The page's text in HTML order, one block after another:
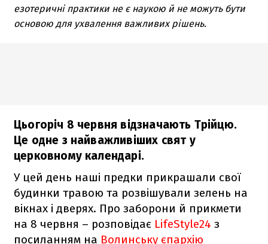
езотеричні практики не є наукою й не можуть бути
основою для ухвалення важливих рішень.
Цьогоріч 8 червня відзначають Трійцю.
Це одне з найважливіших свят у
церковному календарі.
У цей день наші предки прикрашали свої
будинки травою та розвішували зелень на
вікнах і дверях. Про заборони й прикмети
на 8 червня – розповідає LifeStyle24 з
посиланням на Волинську єпархію